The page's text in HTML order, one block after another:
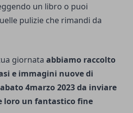
un libro o puoi
pulizie che rimandi da
giornata abbiamo raccolto
e immagini nuove di
4marzo 2023 da inviare
loro un fantastico fine